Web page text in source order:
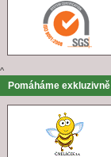
^
Pomáháme exkluzivně